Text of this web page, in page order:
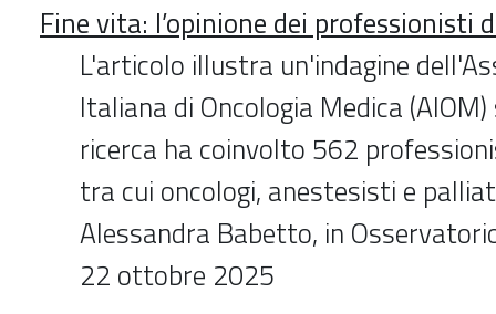
Fine vita: l’opinione dei professionisti
L'articolo illustra un'indagine
Italiana di Oncologia Medica
ricerca ha coinvolto 562
tra cui oncologi, anestesisti e
Alessandra Babetto, in
22 ottobre 2025